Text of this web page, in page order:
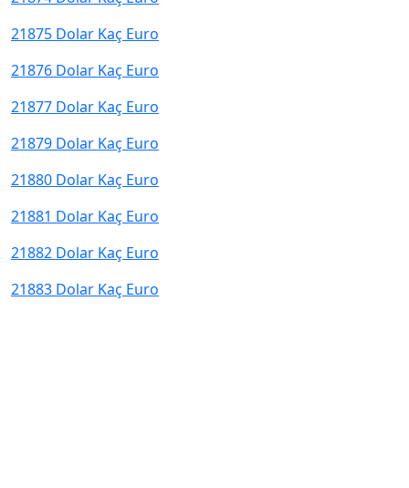
21875 Dolar Kaç Euro
21876 Dolar Kaç Euro
21877 Dolar Kaç Euro
21879 Dolar Kaç Euro
21880 Dolar Kaç Euro
21881 Dolar Kaç Euro
21882 Dolar Kaç Euro
21883 Dolar Kaç Euro